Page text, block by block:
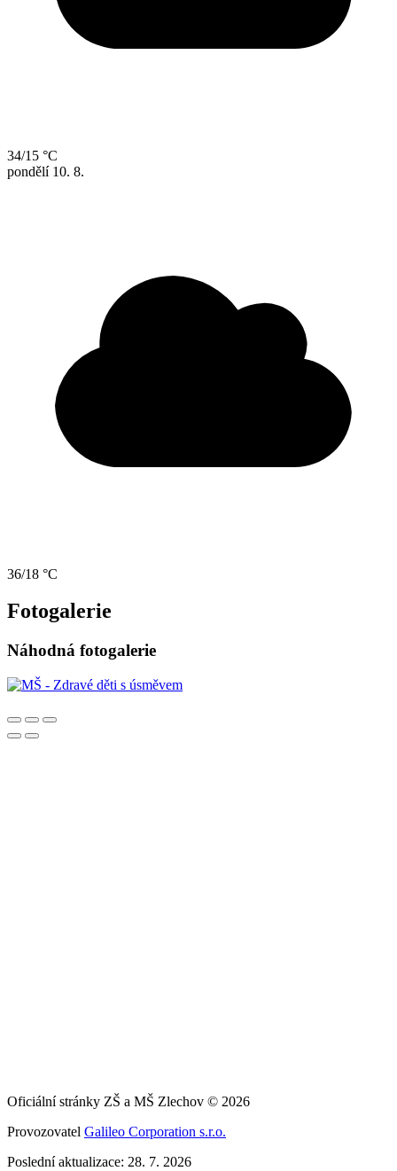
34/15 °C
pondělí 10. 8.
36/18 °C
Fotogalerie
Náhodná fotogalerie
Oficiální stránky ZŠ a MŠ Zlechov © 2026
Provozovatel Galileo Corporation s.r.o.
Poslední aktualizace: 28. 7. 2026